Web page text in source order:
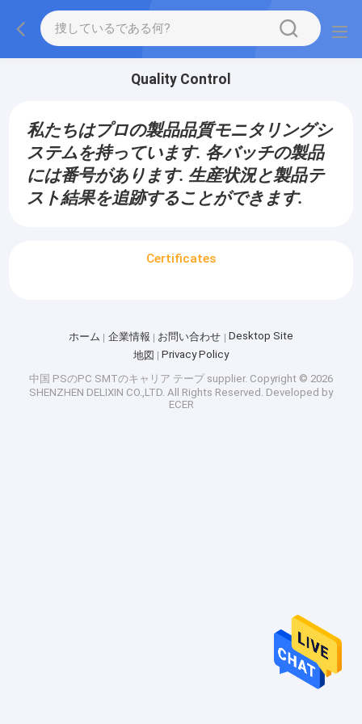
Quality Control
私たちはプロの製品品質モニタリングシ
ステムを持っています. 各バッチの製品
には番号があります. 生産状況と製品テ
スト結果を追跡することができます.
Certificates
ホーム 企業情報 お問い合わせ
Desktop Site
地図
Privacy Policy
中国 PSのPC SMTのキャリア テープ supplier. Copyright © 2026
SHENZHEN DELIXIN CO.,LTD. All Rights Reserved. Developed by
ECER